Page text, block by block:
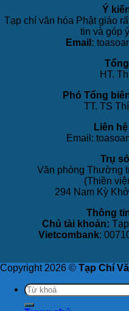
Ý
Tạp chí văn hóa Phật giáo
tin và góp
Email:
HT.
Phó Tổng
TT. TS
Liên
Email:
Trụ
Văn phòng Thường
(Thiền
294 Nam Kỳ
Thông
Chủ tài khoản:
Vietcombank:
Copyright 2026 © Tạp Chí